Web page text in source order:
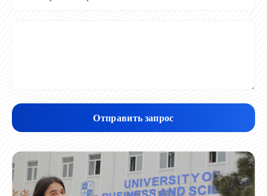
Отправить запрос